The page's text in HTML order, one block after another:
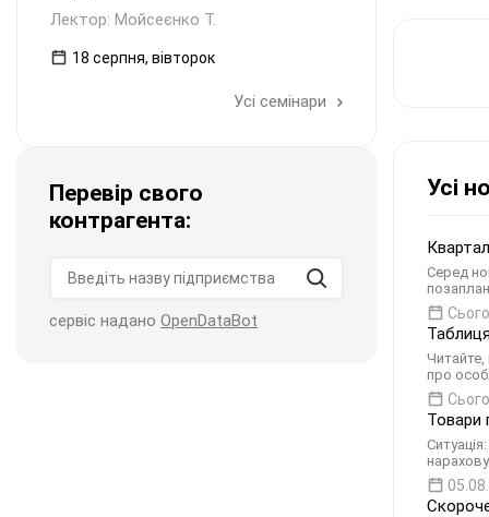
Усі
Серед
Читайте,
про
Товари
Лектор: Мойсеєнко Т.
18 серпня, вівторок
Усі семінари
Перевір свого
контрагента:
сервіс надано OpenDataBot